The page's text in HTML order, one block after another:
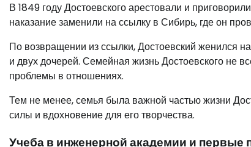
В 1849 году Достоевского арестовали и
наказание заменили на ссылку в Сибирь, где он
По возвращении из ссылки, Достоевский женился
и двух дочерей. Семейная жизнь Достоевского не
проблемы в отношениях.
Тем не менее, семья была важной частью жизни
силы и вдохновение для его творчества.
Учеба в инженерной академии и первые